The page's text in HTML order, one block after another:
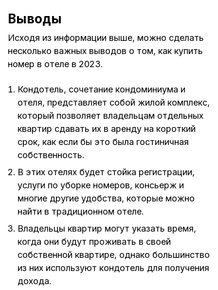
Выводы
Исходя из информации выше, можно сделать
несколько важных выводов о том, как купить
номер в отеле в 2023.
Кондотель, сочетание кондоминиума и
отеля, представляет собой жилой комплекс,
который позволяет владельцам отдельных
квартир сдавать их в аренду на короткий
срок, как если бы это была гостиничная
собственность.
В этих отелях будет стойка регистрации,
услуги по уборке номеров, консьерж и
многие другие удобства, которые можно
найти в традиционном отеле.
Владельцы квартир могут указать время,
когда они будут проживать в своей
собственной квартире, однако большинство
из них используют кондотель для получения
дохода.